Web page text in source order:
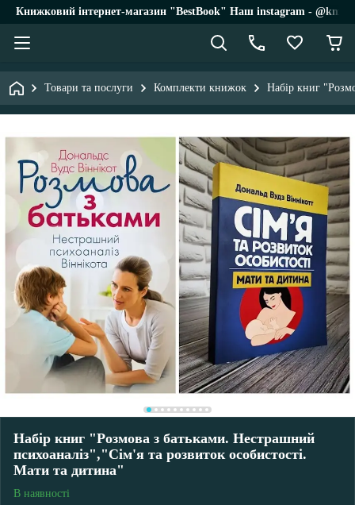
Книжковий інтернет-магазин "BestBook" Наш instagram -
Товари та послуги Комплекти книжок Набір книг
Набір книг "Розмова з батьками. Нестрашний
психоаналіз","Сім'я та розвиток особистості.
Мати та дитина"
В наявності